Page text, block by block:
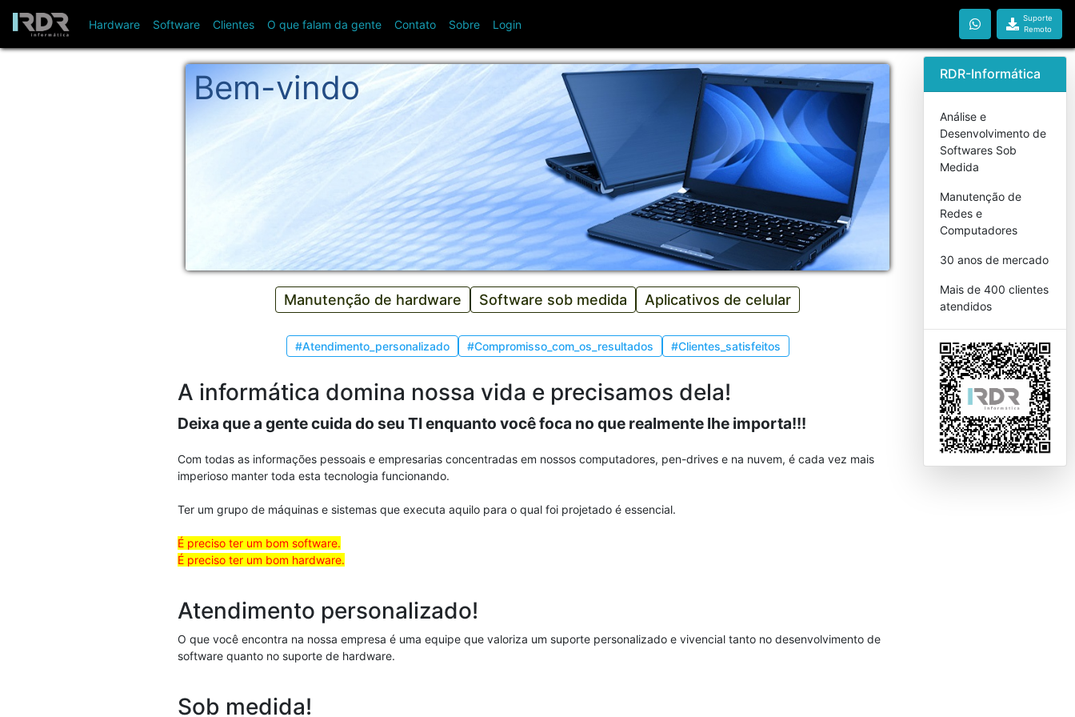
Hardware Software Clientes O que falam da gente Contato Sobre Login
Suporte
Remoto
RDR-Informática
Análise e
Desenvolvimento de
Softwares Sob
Medida
Manutenção de
Redes e
Computadores
30 anos de mercado
Mais de 400 clientes
atendidos
Bem-vindo
Manutenção de hardware Software sob medida Aplicativos de celular
#Atendimento_personalizado #Compromisso_com_os_resultados #Clientes_satisfeitos
A informática domina nossa vida e precisamos dela!
Deixa que a gente cuida do seu TI enquanto você foca no que realmente lhe importa!!!
Com todas as informações pessoais e empresarias concentradas em nossos computadores, pen-drives e na nuvem, é cada vez mais
imperioso manter toda esta tecnologia funcionando.
Ter um grupo de máquinas e sistemas que executa aquilo para o qual foi projetado é essencial.
É preciso ter um bom software.
É preciso ter um bom hardware.
Atendimento personalizado!
O que você encontra na nossa empresa é uma equipe que valoriza um suporte personalizado e vivencial tanto no desenvolvimento de
software quanto no suporte de hardware.
Sob medida!